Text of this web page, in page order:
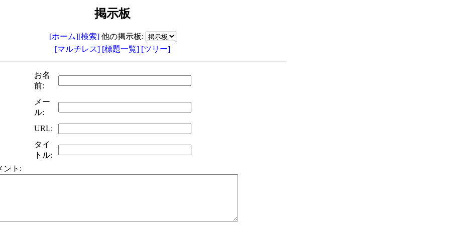
掲示板
[ホーム][検索]他の掲示板:
[マルチレス] [標題一覧] [ツリー]
お名
前:
メー
ル:
URL:
タイ
トル:
ント: